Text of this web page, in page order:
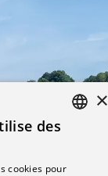
×
des
cookies pour